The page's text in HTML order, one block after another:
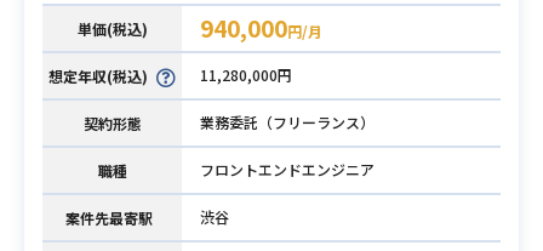
単価(税込) 940,000円/月
想定年収(税込) 11,280,000円
契約形態 業務委託（フリーランス）
職種 フロントエンドエンジニア
案件先最寄駅 渋谷